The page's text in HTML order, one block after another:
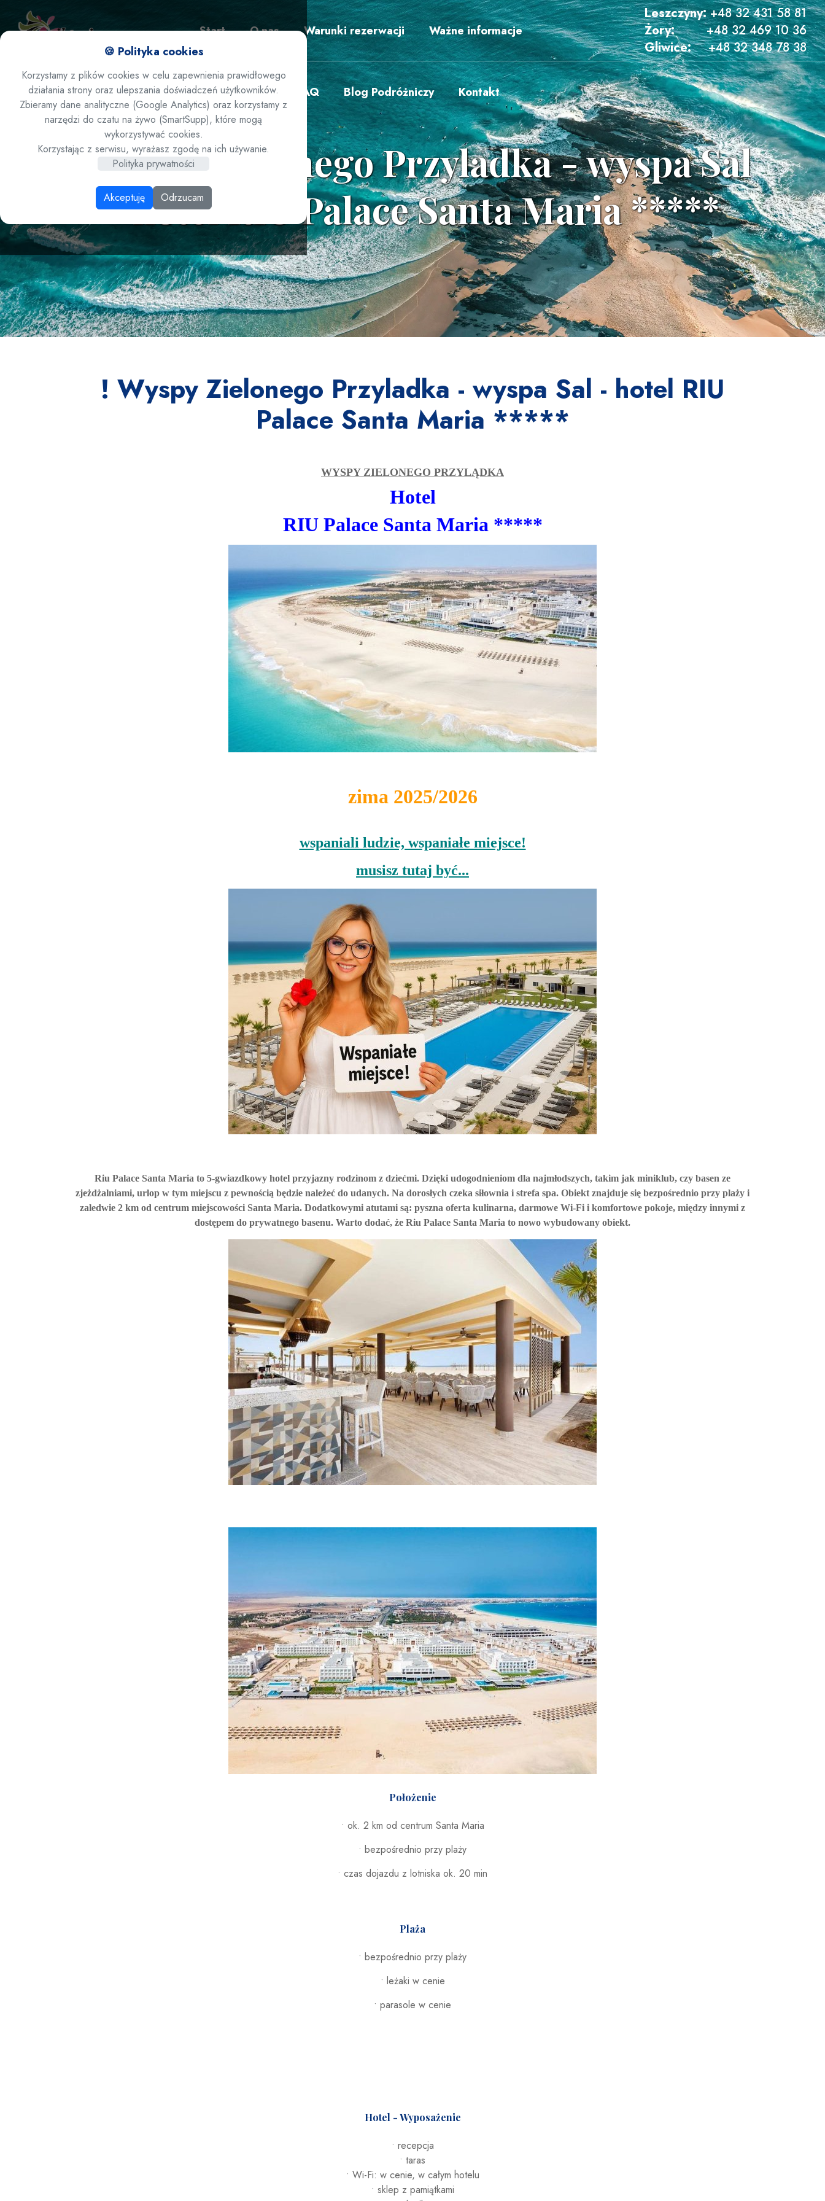
🍪 Polityka cookies
Korzystamy z plików cookies w celu zapewnienia prawidłowego
działania strony oraz ulepszania doświadczeń użytkowników.
Zbieramy dane analityczne (Google Analytics) oraz korzystamy z
narzędzi do czatu na żywo (SmartSupp), które mogą
wykorzystywać cookies.
Korzystając z serwisu, wyrażasz zgodę na ich używanie.
Polityka prywatności
Akceptuję Odrzucam
Start O nas Warunki rezerwacji Ważne informacje
Zamów ofertę FAQ Blog Podróżniczy Kontakt
Leszczyny:+48 32 431 58 81
Żory:
+48 32 469 10 36
Gliwice:
+48 32 348 78 38
! Wyspy Zielonego Przyladka - wyspa Sal
- hotel RIU Palace Santa Maria *****
! Wyspy Zielonego Przyladka - wyspa Sal - hotel RIU
Palace Santa Maria *****
WYSPY ZIELONEGO PRZYLĄDKA
Hotel
RIU Palace Santa Maria *****
zima 2025/2026
wspaniali ludzie, wspaniałe miejsce!
musisz tutaj być...
Riu Palace Santa Maria to 5-gwiazdkowy hotel przyjazny rodzinom z dziećmi. Dzięki udogodnieniom dla najmłodszych, takim jak miniklub, czy basen ze
zjeżdżalniami, urlop w tym miejscu z pewnością będzie należeć do udanych. Na dorosłych czeka siłownia i strefa spa. Obiekt znajduje się bezpośrednio przy plaży i
zaledwie 2 km od centrum miejscowości Santa Maria. Dodatkowymi atutami są: pyszna oferta kulinarna, darmowe Wi-Fi i komfortowe pokoje, między innymi z
dostępem do prywatnego basenu. Warto dodać, że Riu Palace Santa Maria to nowo wybudowany obiekt.
Położenie
• ok. 2 km od centrum Santa Maria
• bezpośrednio przy plaży
• czas dojazdu z lotniska ok. 20 min
Plaża
• bezpośrednio przy plaży
• leżaki w cenie
• parasole w cenie
Hotel - Wyposażenie
• recepcja
• taras
• Wi-Fi: w cenie, w całym hotelu
• sklep z pamiątkami